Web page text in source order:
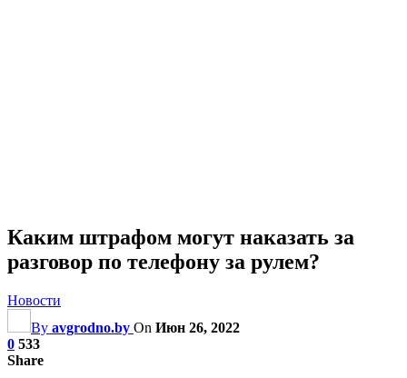
Каким штрафом могут наказать за
разговор по телефону за рулем?
Новости
By avgrodno.by On Июн 26, 2022
0 533
Share